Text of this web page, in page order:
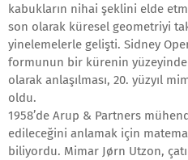
kabukların nihai şeklini elde
son olarak küresel geometriyi
yinelemelerle gelişti. Sidney
formunun bir kürenin
olarak anlaşılması, 20. yüzyıl
oldu.
1958’de Arup & Partners
edileceğini anlamak için
biliyordu. Mimar Jørn Utzon,